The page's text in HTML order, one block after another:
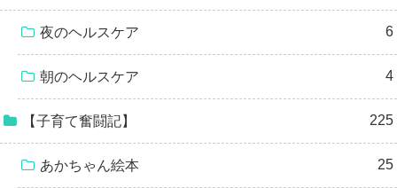
夜のヘルスケア 6
朝のヘルスケア 4
【子育て奮闘記】 225
あかちゃん絵本 25